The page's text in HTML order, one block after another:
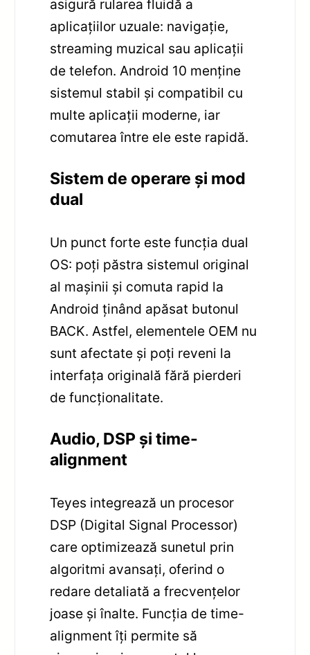
asigură rularea fluidă a
aplicațiilor uzuale: navigație,
streaming muzical sau aplicații
de telefon. Android 10 menține
sistemul stabil și compatibil cu
multe aplicații moderne, iar
comutarea între ele este rapidă.
Sistem de operare și mod
dual
Un punct forte este funcția dual
OS: poți păstra sistemul original
al mașinii și comuta rapid la
Android ținând apăsat butonul
BACK. Astfel, elementele OEM nu
sunt afectate și poți reveni la
interfața originală fără pierderi
de funcționalitate.
Audio, DSP și time-
alignment
Teyes integrează un procesor
DSP (Digital Signal Processor)
care optimizează sunetul prin
algoritmi avansați, oferind o
redare detaliată a frecvențelor
joase și înalte. Funcția de time-
alignment îți permite să